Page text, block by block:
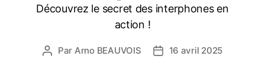
Découvrez le secret des interphones en
action !
Auteur
Par Arno BEAUVOIS
Date16 avril 2025